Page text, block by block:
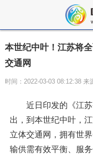
本世纪中叶！江苏将
交通网
时间：2022-03-03 08:12:38 来
近日印发的《江
出，到本世纪中叶，
立体交通网，拥有世
输供需有效平衡、服